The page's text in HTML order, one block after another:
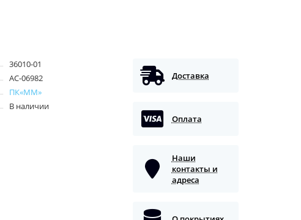
36010-01
AC-06982
ПК«ММ»
В наличии
Доставка
Оплата
Наши
контакты и
адреса